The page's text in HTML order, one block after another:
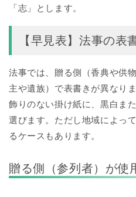
「志」とします。
【早見表】法事の表
法事では、贈る側（香典や供
主や遺族）で表書きが異なり
飾りのない掛け紙に、黒白ま
選びます。ただし地域によっ
るケースもあります。
贈る側（参列者）が使